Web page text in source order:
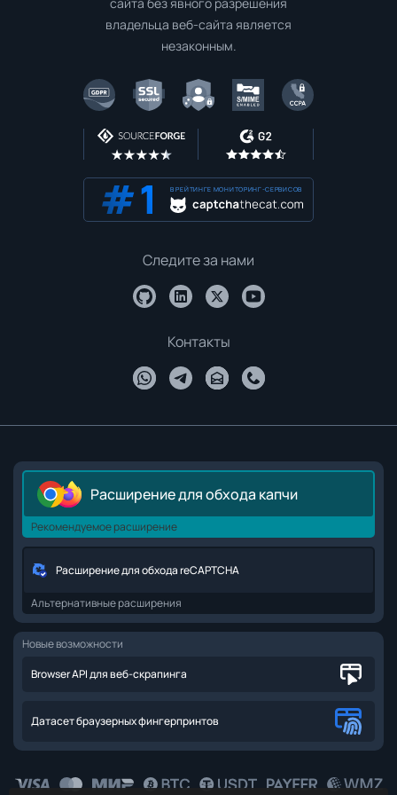
сайта без явного разрешения
владельца веб-сайта является
незаконным.
В РЕЙТИНГЕ МОНИТОРИНГ-СЕРВИСОВ
Следите за нами
Контакты
Расширение для обхода капчи
Рекомендуемое расширение
Расширение для обхода reCAPTCHA
Альтернативные расширения
Новые возможности
Browser API для веб-скрапинга
Датасет браузерных фингерпринтов